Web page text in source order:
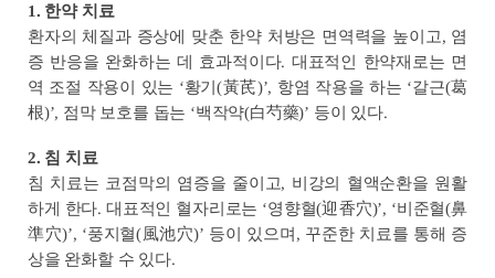
1. 한약 치료
환자의 체질과 증상에 맞춘 한약 처방은 면역력을 높이고, 염
증 반응을 완화하는 데 효과적이다. 대표적인 한약재로는 면
역 조절 작용이 있는 ‘황기(黃芪)’, 항염 작용을 하는 ‘갈근(葛
根)’, 점막 보호를 돕는 ‘백작약(白芍藥)’ 등이 있다.
2. 침 치료
침 치료는 코점막의 염증을 줄이고, 비강의 혈액순환을 원활
하게 한다. 대표적인 혈자리로는 ‘영향혈(迎香穴)’, ‘비준혈(鼻
準穴)’, ‘풍지혈(風池穴)’ 등이 있으며, 꾸준한 치료를 통해 증
상을 완화할 수 있다.